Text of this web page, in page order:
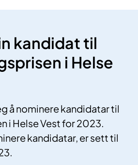
kandidat til
i Helse
å nominere kandidatar til
i Helse Vest for 2023.
kandidatar, er sett til